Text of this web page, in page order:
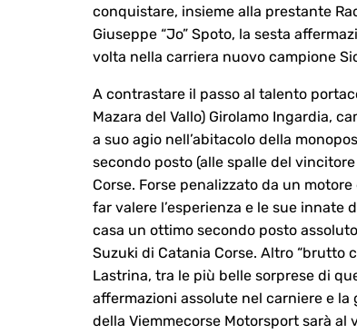
conquistare, insieme alla prestante
Giuseppe “Jo” Spoto, la sesta
volta nella carriera nuovo campione
A contrastare il passo al talento
Mazara del Vallo) Girolamo Ingardia,
a suo agio nell’abitacolo della
secondo posto (alle spalle del
Corse. Forse penalizzato da un
far valere l’esperienza e le sue
casa un ottimo secondo posto
Suzuki di Catania Corse. Altro “brutto
Lastrina, tra le più belle sorprese di
affermazioni assolute nel carniere e la
della Viemmecorse Motorsport sarà al